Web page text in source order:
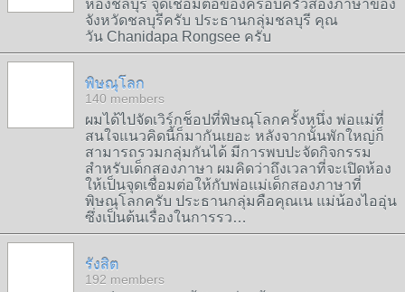
ห้องชลบุรี จุดเชื่อมต่อของครอบครัวสองภาษาของ
จังหวัดชลบุรีครับ ประธานกลุ่มชลบุรี คุณ
วัน Chanidapa Rongsee ครับ
พิษณุโลก
140 members
ผมได้ไปจัดเวิร์กช็อปที่พิษณุโลกครั้งหนึ่ง พ่อแม่ที่
สนใจแนวคิดนี้ก็มากันเยอะ หลังจากนั้นพักใหญ่ก็
สามารถรวมกลุ่มกันได้ มีการพบปะจัดกิจกรรม
สำหรับเด็กสองภาษา ผมคิดว่าถึงเวลาที่จะเปิดห้อง
ให้เป็นจุดเชื่อมต่อให้กับพ่อแม่เด็กสองภาษาที่
พิษณุโลกครับ ประธานกลุ่มคือคุณเน แม่น้องไออุ่น
ซึ่งเป็นต้นเรื่องในการรว…
รังสิต
192 members